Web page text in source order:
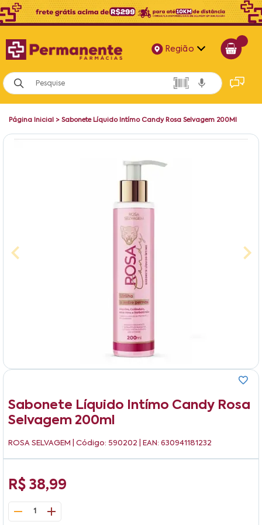
Região
Alagoas
Bahia
Página Inicial > Sabonete Líquido Intímo Candy Rosa Selvagem 200Ml
Sabonete Líquido Intímo Candy Rosa
Selvagem 200ml
ROSA SELVAGEM | Código: 590202 | EAN: 630941181232
R$ 38,99
1